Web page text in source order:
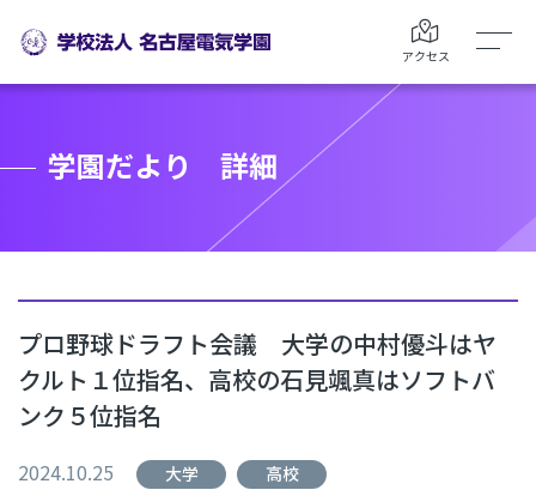
アクセス
学園だより 詳細
プロ野球ドラフト会議 大学の中村優斗はヤ
クルト１位指名、高校の石見颯真はソフトバ
ンク５位指名
2024.10.25 大学
高校